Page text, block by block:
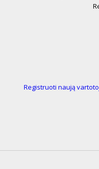
Registruoti naują